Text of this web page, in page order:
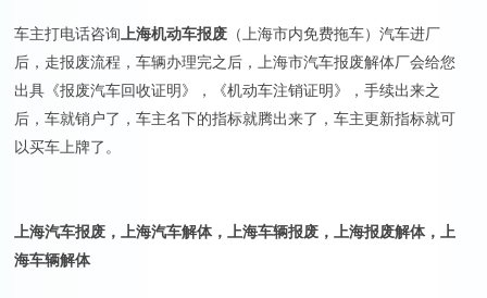
车主打电话咨询 上海机动车报废 （上海市内免费拖车）汽车进厂
后，走报废流程，车辆办理完之后，上海市汽车报废解体厂会给您
出具《报废汽车回收证明》，《机动车注销证明》，手续出来之
后，车就销户了，车主名下的指标就腾出来了，车主更新指标就可
以买车上牌了。
上海汽车报废，上海汽车解体，上海车辆报废，上海报废解体，上
海车辆解体